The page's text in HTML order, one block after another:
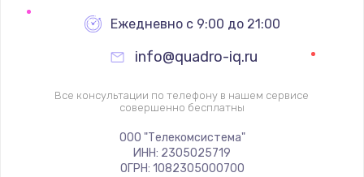
Ежедневно с 9:00 до 21:00
info@quadro-iq.ru
Все консультации по телефону в нашем сервисе
совершенно бесплатны
ООО "Телекомсистема"
ИНН: 2305025719
ОГРН: 1082305000700